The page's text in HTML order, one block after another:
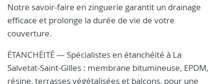
Notre savoir-faire en zinguerie garantit un drainage
efficace et prolonge la durée de vie de votre
couverture.
ÉTANCHÉITÉ — Spécialistes en étanchéité à La
Salvetat-Saint-Gilles : membrane bitumineuse, EPDM,
résine, terrasses végétalisées et balcons, pour une